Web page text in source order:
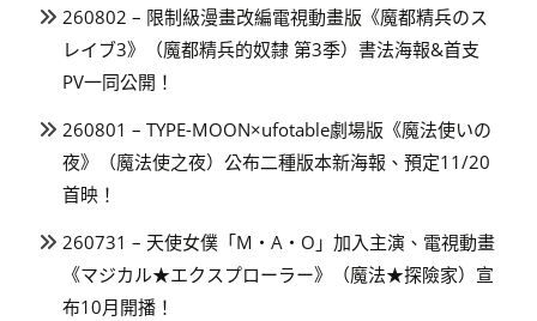
260802 – 限制級漫畫改編電視動畫版《魔都精兵のス
レイブ3》（魔都精兵的奴隸 第3季）書法海報&首支
PV一同公開！
260801 – TYPE-MOON×ufotable劇場版《魔法使いの
夜》（魔法使之夜）公布二種版本新海報、預定11/20
首映！
260731 – 天使女僕「M・A・O」加入主演、電視動畫
《マジカル★エクスプローラー》（魔法★探險家）宣
布10月開播！